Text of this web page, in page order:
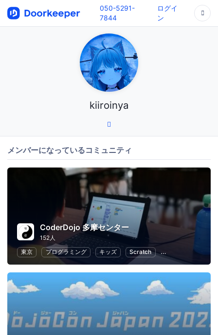
050-5291-
7844
ログイ
ン
kiiroinya
メンバーになっているコミュニティ
CoderDojo 多摩センター
152人
東京
プログラミング キッズ Scratch 子供向けプログラ